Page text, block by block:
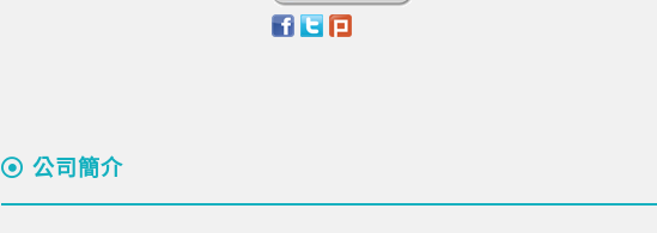
公司簡介